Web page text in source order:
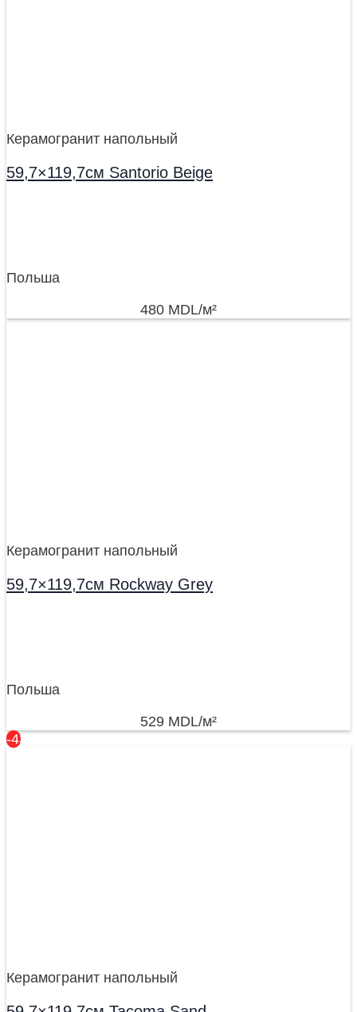
Керамогранит напольный
59,7×119,7см Santorio Beige
Польша
480 MDL/м²
Керамогранит напольный
59,7×119,7см Rockway Grey
Польша
529 MDL/м²
-43%
Керамогранит напольный